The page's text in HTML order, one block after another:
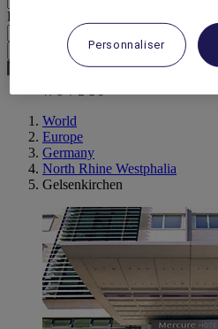
Devise
Valider ma devise
World
Europe
Germany
North Rhine Westphalia
Gelsenkirchen
Personnaliser